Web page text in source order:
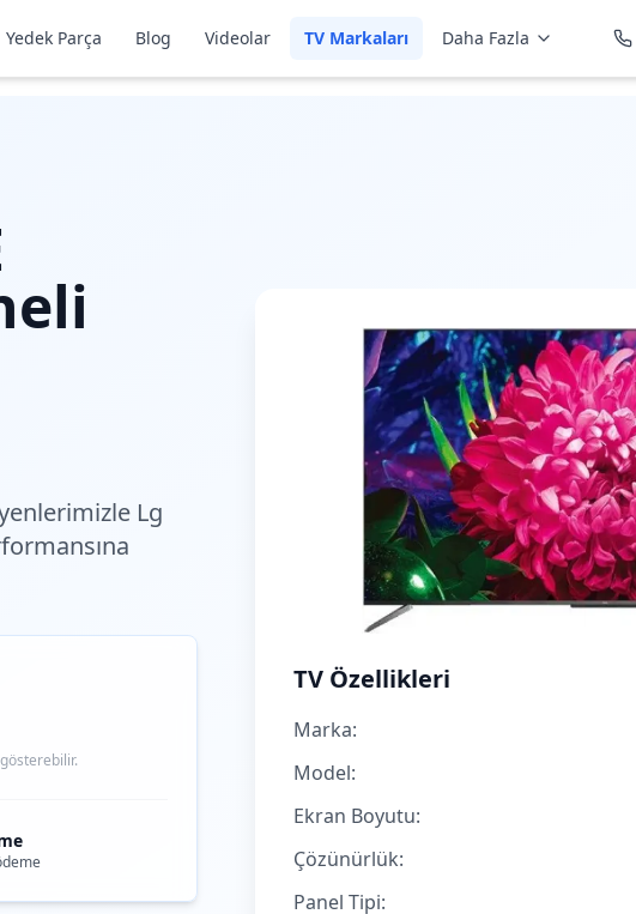
Yedek Parça Blog Videolar TV Markaları Daha Fazla
le Lg
TV Özellikleri
Marka:
Model:
Ekran Boyutu:
Çözünürlük:
Panel Tipi: